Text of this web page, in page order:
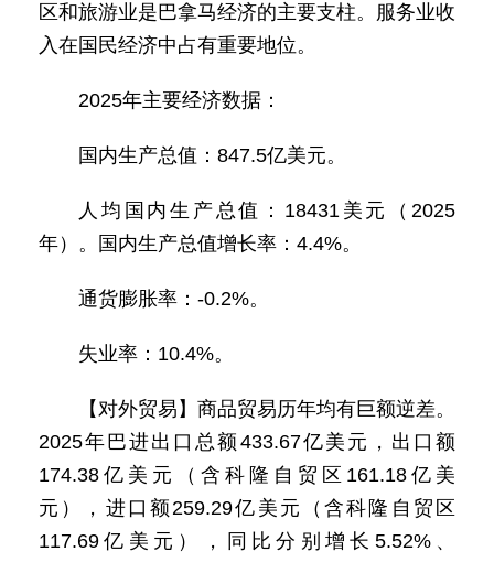
区和旅游业是巴拿马经济的主要支柱。服务业收
入在国民经济中占有重要地位。
2025年主要经济数据：
国内生产总值：847.5亿美元。
人均国内生产总值：18431美元（2025
年）。国内生产总值增长率：4.4%。
通货膨胀率：-0.2%。
失业率：10.4%。
【对外贸易】商品贸易历年均有巨额逆差。
2025年巴进出口总额433.67亿美元，出口额
174.38亿美元（含科隆自贸区161.18亿美
元），进口额259.29亿美元（含科隆自贸区
117.69亿美元），同比分别增长5.52%、